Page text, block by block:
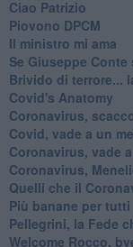
Ciao Patrizio
Piovono DPCM
Il ministro mi ama
Se Giuseppe
Brivido di terrore...
Covid's Anatomy
Coronavirus,
Covid, vade a un
Coronavirus, vade
Coronavirus,
Quelli che il
Più banane per tutti
Pellegrini, la Fede
Welcome Rocco,